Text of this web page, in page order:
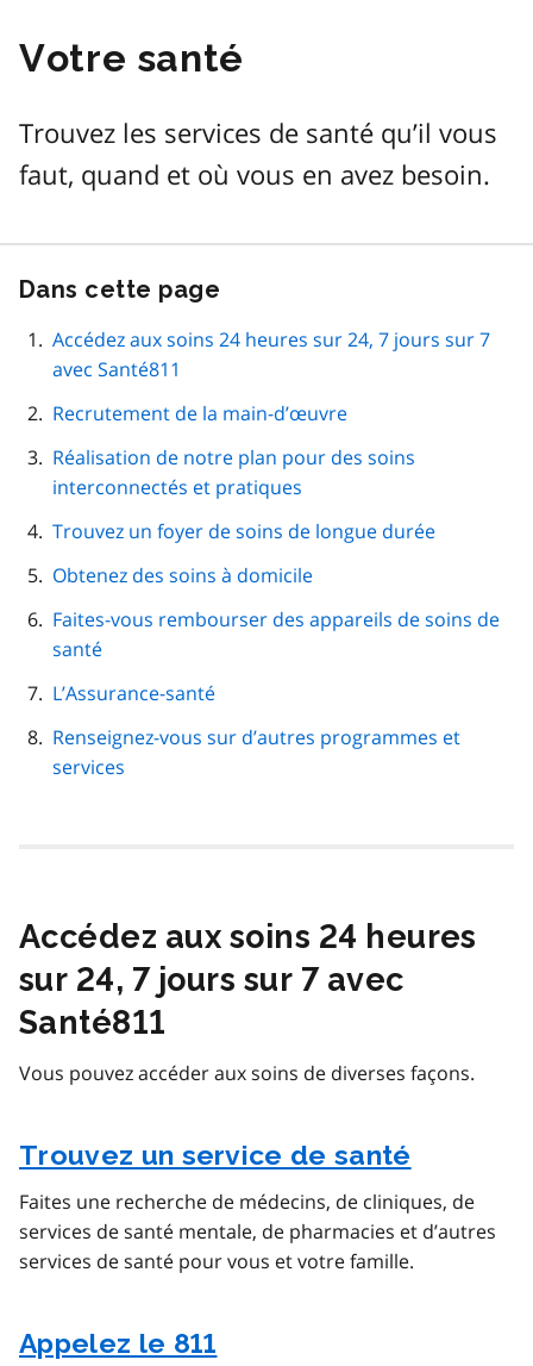
Votre santé
Trouvez les services de santé qu’il vous
faut, quand et où vous en avez besoin.
Dans cette page
navigation
Accédez aux soins 24 heures sur 24, 7 jours sur 7
avec Santé811
Recrutement de la main-d’œuvre
Réalisation de notre plan pour des soins
interconnectés et pratiques
Trouvez un foyer de soins de longue durée
Obtenez des soins à domicile
Faites-vous rembourser des appareils de soins de
santé
L’Assurance-santé
Renseignez-vous sur d’autres programmes et
services
Accédez aux soins 24 heures
sur 24, 7 jours sur 7 avec
Santé811
Vous pouvez accéder aux soins de diverses façons.
Trouvez un service de santé
Faites une recherche de médecins, de cliniques, de
services de santé mentale, de pharmacies et d’autres
services de santé pour vous et votre famille.
Appelez le 811